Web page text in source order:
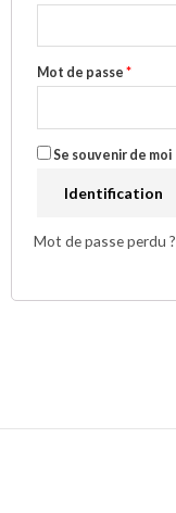
Mot de passe *
Se souvenir de moi
Identification
Mot de passe perdu ?